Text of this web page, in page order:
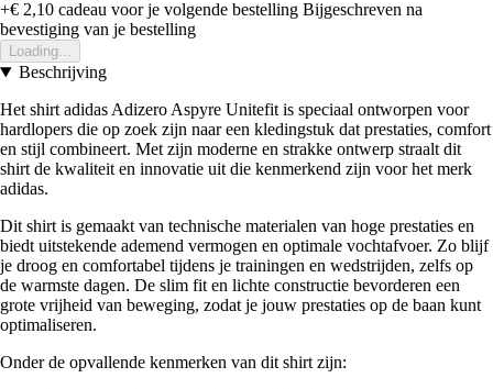
+€ 2,10 cadeau voor je volgende bestelling Bijgeschreven na
bevestiging van je bestelling
Loading...
Beschrijving
Het shirt adidas Adizero Aspyre Unitefit is speciaal ontworpen voor
hardlopers die op zoek zijn naar een kledingstuk dat prestaties, comfort
en stijl combineert. Met zijn moderne en strakke ontwerp straalt dit
shirt de kwaliteit en innovatie uit die kenmerkend zijn voor het merk
adidas.
Dit shirt is gemaakt van technische materialen van hoge prestaties en
biedt uitstekende ademend vermogen en optimale vochtafvoer. Zo blijf
je droog en comfortabel tijdens je trainingen en wedstrijden, zelfs op
de warmste dagen. De slim fit en lichte constructie bevorderen een
grote vrijheid van beweging, zodat je jouw prestaties op de baan kunt
optimaliseren.
Onder de opvallende kenmerken van dit shirt zijn: